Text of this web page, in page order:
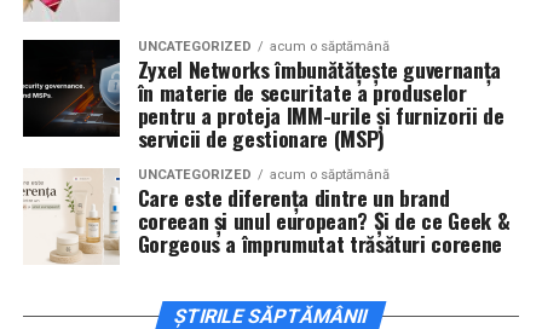
actoriiSergiu Costache, Vlad si Oana Gherman,
Alexandra Răduță.
Cineplexx Băneasa Shopping City
Bucureștigăzduiește o proiecție specială în prezența
întregii echipe pe15 februarie, de la 17:30.
ÎnCraiova , regizorul Paul Decuși actorii Sergiu
Costache, Azaleea Necula și Oana Gherman vor
Mall pe 16 februarie de la ora 18:00.
UNCATEGORIZED acum o săptămână
Zyxel Networks îmbunătățește guvernanța
în materie de securitate a produselor
pentru a proteja IMM-urile și furnizorii de
servicii de gestionare (MSP)
UNCATEGORIZED acum o săptămână
Care este diferența dintre un brand
coreean și unul european? Și de ce Geek &
Gorgeous a împrumutat trăsături coreene
ȘTIRILE SĂPTĂMÂNII